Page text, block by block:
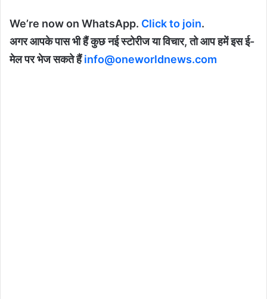
We’re now on WhatsApp. Click to join.
अगर आपके पास भी हैं कुछ नई स्टोरीज या विचार, तो आप हमें इस ई-
मेल पर भेज सकते हैंinfo@oneworldnews.com